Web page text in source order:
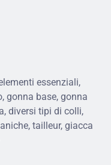
essenziali,
gonna base, gonna
diversi tipi di colli,
tailleur, giacca